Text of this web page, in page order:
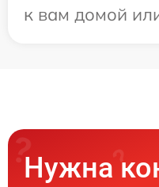
к вам домой
Нужна